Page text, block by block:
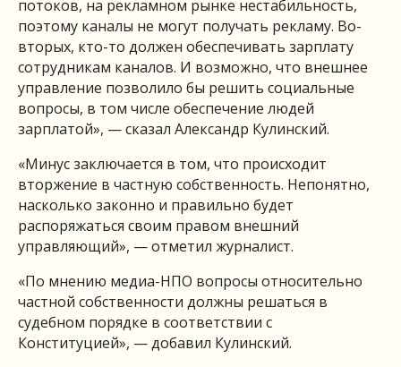
потоков, на рекламном рынке нестабильность,
поэтому каналы не могут получать рекламу. Во-
вторых, кто-то должен обеспечивать зарплату
сотрудникам каналов. И возможно, что внешнее
управление позволило бы решить социальные
вопросы, в том числе обеспечение людей
зарплатой», — сказал Александр Кулинский.
«Минус заключается в том, что происходит
вторжение в частную собственность. Непонятно,
насколько законно и правильно будет
распоряжаться своим правом внешний
управляющий», — отметил журналист.
«По мнению медиа-НПО вопросы относительно
частной собственности должны решаться в
судебном порядке в соответствии с
Конституцией», — добавил Кулинский.